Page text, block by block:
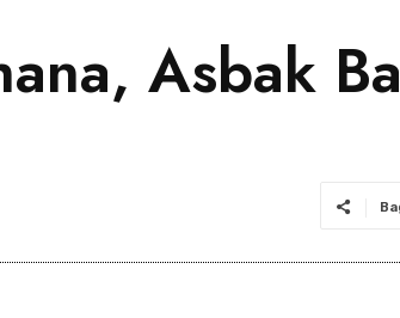
Asbak